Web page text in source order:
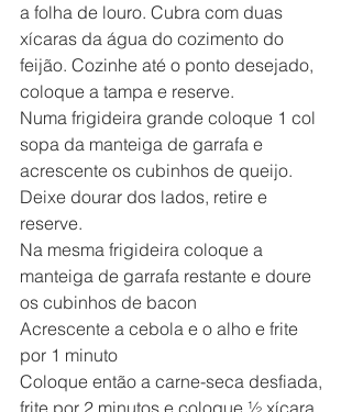
a folha de louro. Cubra com duas
xícaras da água do cozimento do
feijão. Cozinhe até o ponto desejado,
coloque a tampa e reserve.
Numa frigideira grande coloque 1 col
sopa da manteiga de garrafa e
acrescente os cubinhos de queijo.
Deixe dourar dos lados, retire e
reserve.
Na mesma frigideira coloque a
manteiga de garrafa restante e doure
os cubinhos de bacon
Acrescente a cebola e o alho e frite
por 1 minuto
Coloque então a carne-seca desfiada,